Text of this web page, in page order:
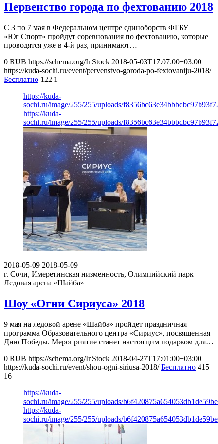
Первенство города по фехтованию 2018
С 3 по 7 мая в Федеральном центре единоборств ФГБУ
«Юг Спорт» пройдут соревнования по фехтованию, которые
проводятся уже в 4-й раз, принимают…
0 RUB https://schema.org/InStock 2018-05-03T17:07:00+03:00
https://kuda-sochi.ru/event/pervenstvo-goroda-po-fextovaniju-2018/
Бесплатно 122 1
https://kuda-
sochi.ru/image/255/255/uploads/
https://kuda-
sochi.ru/image/255/255/uploads/
2018-05-09 2018-05-09
г. Сочи, Имеретинская низменность, Олимпийский парк
Ледовая арена «Шайба»
Шоу «Огни Сириуса» 2018
9 мая на ледовой арене «Шайба» пройдет праздничная
программа Образовательного центра «Сириус», посвященная
Дню Победы. Мероприятие станет настоящим подарком для…
0 RUB https://schema.org/InStock 2018-04-27T17:01:00+03:00
https://kuda-sochi.ru/event/shou-ogni-siriusa-2018/ Бесплатно 415
16
https://kuda-
sochi.ru/image/255/255/uploads/
https://kuda-
sochi.ru/image/255/255/uploads/